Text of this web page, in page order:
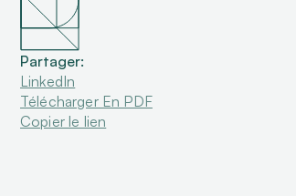
Partager:
LinkedIn
Télécharger En PDF
Copier le lien